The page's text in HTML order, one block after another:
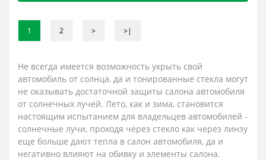
1 2 > >|
Не всегда имеется возможность укрыть свой
автомобиль от солнца, да и тонированные стекла могут
не оказывать достаточной защиты салона автомобиля
от солнечных лучей. Лето, как и зима, становится
настоящим испытанием для владельцев автомобилей -
солнечные лучи, проходя через стекло как через линзу
еще больше дают тепла в салон автомобиля, да и
негативно влияют на обивку и элементы салона.